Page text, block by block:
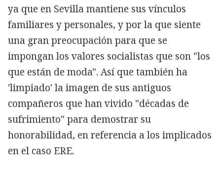
ya que en Sevilla mantiene sus vínculos
familiares y personales, y por la que siente
una gran preocupación para que se
impongan los valores socialistas que son "los
que están de moda". Así que también ha
'limpiado' la imagen de sus antiguos
compañeros que han vivido "décadas de
sufrimiento" para demostrar su
honorabilidad, en referencia a los implicados
en el caso ERE.